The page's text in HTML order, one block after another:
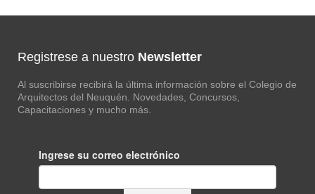
Registrese a nuestro Newsletter
Al suscribirse recibirá la última información sobre el Colegio de
Arquitectos del Neuquén. Novedades, Concursos,
Capacitaciones y mucho más.